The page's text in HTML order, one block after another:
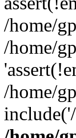
/home/
/home/
/home/